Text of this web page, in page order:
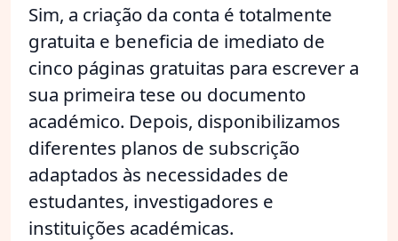
Sim, a criação da conta é totalmente
gratuita e beneficia de imediato de
cinco páginas gratuitas para escrever a
sua primeira tese ou documento
académico. Depois, disponibilizamos
diferentes planos de subscrição
adaptados às necessidades de
estudantes, investigadores e
instituições académicas.